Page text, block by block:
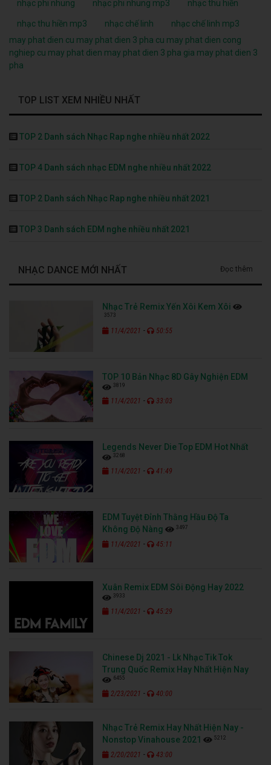
nhạc phi nhung nhạc phi nhung mp3 nhạc thu hiền
nhạc thu hiền mp3 nhạc chế linh
nhạc chế linh mp3
may phat dien cu may phat dien 3 pha cu may phat dien cong
nghiep cu may phat dien may phat dien 3 pha gia may phat dien 3
pha
TOP LIST XEM NHIỀU NHẤT
TOP 2 Danh sách Nhạc Rap nghe nhiều nhất 2022
TOP 4 Danh sách nhạc EDM nghe nhiều nhất 2022
TOP 2 Danh sách Nhạc Rap nghe nhiều nhất 2021
TOP 3 Danh sách EDM nghe nhiều nhất 2021
NHẠC DANCE MỚI NHẤT Đọc thêm
Nhạc Trẻ Remix Yến Xôi Kem Xôi
3573
11/4/2021 - 50:55
TOP 10 Bản Nhạc 8D Gây Nghiện EDM
3819
11/4/2021 - 33:03
Legends Never Die Top EDM Hot Nhất
3268
11/4/2021 - 41:49
EDM Tuyệt Đỉnh Thằng Hầu Độ Ta
Không Độ Nàng
3497
11/4/2021 - 45:11
Xuân Remix EDM Sôi Động Hay 2022
3933
11/4/2021 - 45:29
Chinese Dj 2021 - Lk Nhạc Tik Tok
Trung Quốc Remix Hay Nhất Hiện Nay
6455
2/23/2021 - 40:00
Nhạc Trẻ Remix Hay Nhất Hiện Nay -
Nonstop Vinahouse 2021
5212
2/20/2021 - 43:00